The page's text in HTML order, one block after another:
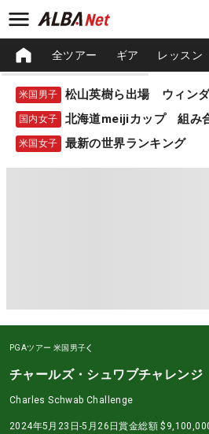
全ツアー ギア レッスン
米国男子 松山英樹ら出場 ウィン
国内女子 北海道meijiカップ 組み
米国女子 最新の世界ランキング
PGAツアー 米国男子
チャールズ・シュワブチャレンジ
Charles Schwab Challenge
2024年5月23日-5月26日賞金総額